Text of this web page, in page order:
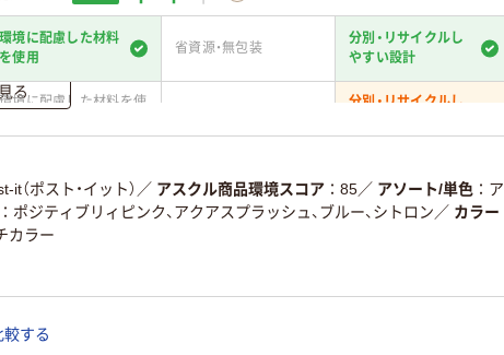
環境に配慮した材料
を使用
省資源・無包装
分別・リサイクルし
やすい設計
環境に配慮した材料を使
分別・リサイクルし
ている
削減
慮ポイントです。詳しくはページ下部の商品詳細「アスクル商品環境スコ
」で確認できます。
る
it（ポスト・イット） ／ アスクル商品環境スコア 85／ アソート/単色
ア
ポジティブリィピンク、アクアスプラッシュ、ブルー、シトロン ／ カラー
カラー
する